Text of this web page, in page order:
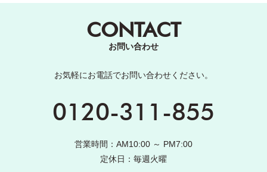
CONTACT
お問い合わせ
お気軽にお電話でお問い合わせください。
0120-311-855
営業時間：AM10:00 ～ PM7:00
定休日：毎週火曜